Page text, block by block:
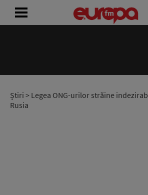
Știri > Legea ONG-urilor străine
Rusia
RADIO